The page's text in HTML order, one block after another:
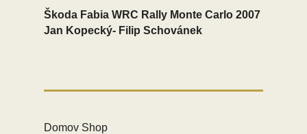
Škoda Fabia WRC Rally Monte Carlo 2007
Jan Kopecký- Filip Schovánek
Domov Shop